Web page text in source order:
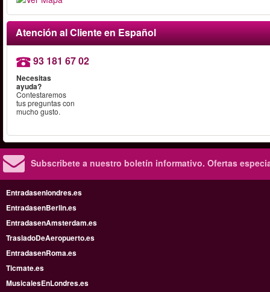
Atención al Cliente en Español
93 181 67 02
Necesitas
ayuda?
Contestaremos
tus preguntas con
mucho gusto.
Subscribete a nuestro boletín informativo. Ofertas
Entradasenlondres.es
EntradasenBerlin.es
EntradasenAmsterdam.es
TrasladoDeAeropuerto.es
EntradasenRoma.es
Ticmate.es
MusicalesEnLondres.es